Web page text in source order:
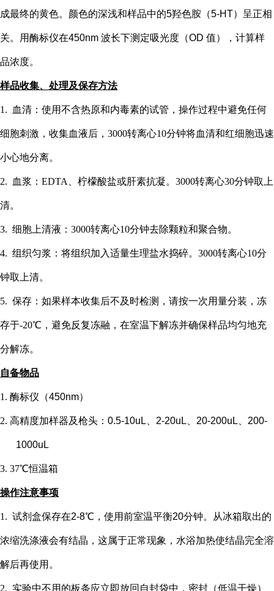
成最终的黄色。颜色的深浅和样品中的5羟色胺（5-HT） 呈正相
关。用酶标仪在450nm 波长下测定吸光度（OD 值），计算样
品浓度。
样品收集、处理及保存方法
1. 血清：使用不含热原和内毒素的试管，操作过程中避免任何
细胞刺激，收集血液后，3000转离心10分钟将血清和红细胞迅速
小心地分离。
2. 血浆：EDTA、柠檬酸盐或肝素抗凝。3000转离心30分钟取上
清。
3. 细胞上清液：3000转离心10分钟去除颗粒和聚合物。
4. 组织匀浆：将组织加入适量生理盐水捣碎。3000转离心10分
钟取上清。
5. 保存：如果样本收集后不及时检测，请按一次用量分装，冻
存于-20℃，避免反复冻融，在室温下解冻并确保样品均匀地充
分解冻。
自备物品
1. 酶标仪（450nm）
2. 高精度加样器及枪头： 0.5-10uL、2-20uL、20-200uL、200-
1000uL
3. 37℃恒温箱
操作注意事项
1. 试剂盒保存在2-8℃，使用前室温平衡20分钟。从冰箱取出的
浓缩洗涤液会有结晶，这属于正常现象，水浴加热使结晶完全溶
解后再使用。
2. 实验中不用的板条应立即放回自封袋中，密封（低温干燥）